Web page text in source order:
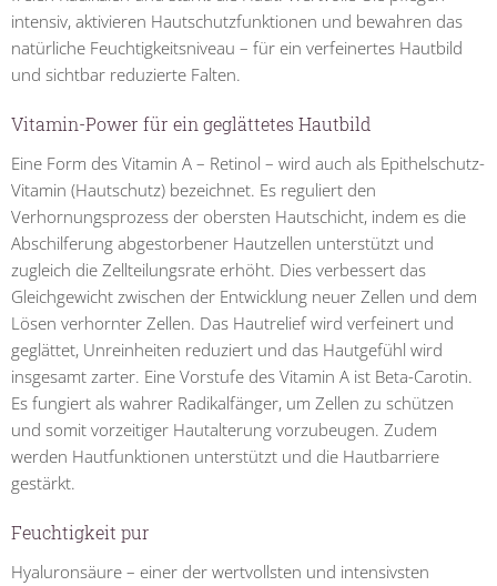
intensiv, aktivieren Hautschutzfunktionen und bewahren das
natürliche Feuchtigkeitsniveau – für ein verfeinertes Hautbild
und sichtbar reduzierte Falten.
Vitamin-Power für ein geglättetes Hautbild
Eine Form des Vitamin A – Retinol – wird auch als Epithelschutz-
Vitamin (Hautschutz) bezeichnet. Es reguliert den
Verhornungsprozess der obersten Hautschicht, indem es die
Abschilferung abgestorbener Hautzellen unterstützt und
zugleich die Zellteilungsrate erhöht. Dies verbessert das
Gleichgewicht zwischen der Entwicklung neuer Zellen und dem
Lösen verhornter Zellen. Das Hautrelief wird verfeinert und
geglättet, Unreinheiten reduziert und das Hautgefühl wird
insgesamt zarter. Eine Vorstufe des Vitamin A ist Beta-Carotin.
Es fungiert als wahrer Radikalfänger, um Zellen zu schützen
und somit vorzeitiger Hautalterung vorzubeugen. Zudem
werden Hautfunktionen unterstützt und die Hautbarriere
gestärkt.
Feuchtigkeit pur
Hyaluronsäure – einer der wertvollsten und intensivsten